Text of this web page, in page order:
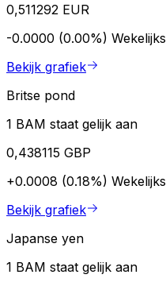
0,511292 EUR
-0.0000 (0.00%) Wekelijks
Bekijk grafiek
Britse pond
1 BAM staat gelijk aan
0,438115 GBP
+0.0008 (0.18%) Wekelijks
Bekijk grafiek
Japanse yen
1 BAM staat gelijk aan